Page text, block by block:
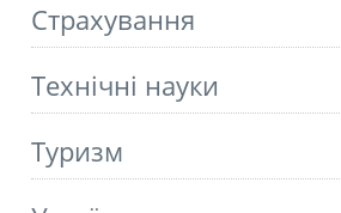
Страхування
Технічні науки
Туризм